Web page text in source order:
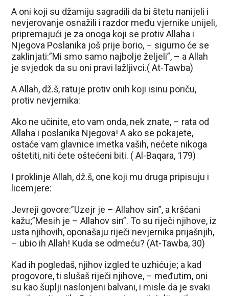
A oni koji su džamiju sagradili da bi štetu nanijeli i
nevjerovanje osnažili i razdor među vjernike unijeli,
pripremajući je za onoga koji se protiv Allaha i
Njegova Poslanika još prije borio, – sigurno će se
zaklinjati:”Mi smo samo najbolje željeli”, – a Allah
je svjedok da su oni pravi lažljivci.( At-Tawba)
A Allah, dž.š, ratuje protiv onih koji isinu poriču,
protiv nevjernika:
Ako ne učinite, eto vam onda, nek znate, – rata od
Allaha i poslanika Njegova! A ako se pokajete,
ostaće vam glavnice imetka vaših, nećete nikoga
oštetiti, niti ćete oštećeni biti. ( Al-Baqara, 179)
I proklinje Allah, dž.š, one koji mu druga pripisuju i
licemjere:
Jevreji govore:”Uzejr je – Allahov sin”, a kršćani
kažu;”Mesih je – Allahov sin”. To su riječi njihove, iz
usta njihovih, oponašaju riječi nevjernika prijašnjih,
– ubio ih Allah! Kuda se odmeću? (At-Tawba, 30)
Kad ih pogledaš, njihov izgled te uzhićuje; a kad
progovore, ti slušaš riječi njihove, – međutim, oni
su kao šuplji naslonjeni balvani, i misle da je svaki